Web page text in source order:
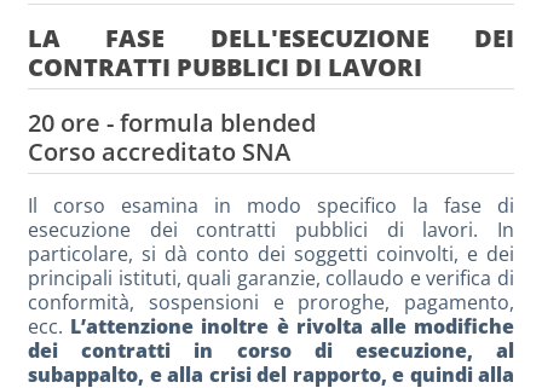
LA FASE DELL'ESECUZIONE DEI
CONTRATTI PUBBLICI DI LAVORI
20 ore - formula blended
Corso accreditato SNA
Il corso esamina in modo specifico la fase di
esecuzione dei contratti pubblici di lavori. In
particolare, si dà conto dei soggetti coinvolti, e dei
principali istituti, quali garanzie, collaudo e verifica di
conformità, sospensioni e proroghe, pagamento,
ecc. L’attenzione inoltre è rivolta alle modifiche
dei contratti in corso di esecuzione, al
subappalto, e alla crisi del rapporto, e quindi alla